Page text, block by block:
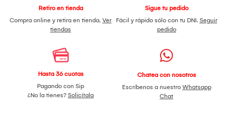
Retiro en tienda
Compra online y retira en tienda. Ver
tiendas
Sigue tu pedido
Fácil y rápido sólo con tu DNI. Seguir
pedido
Hasta 36 cuotas
Pagando con Sip
¿No la tienes? Solicítala
Chatea con nosotros
Escríbenos a nuestro Whatsapp
Chat